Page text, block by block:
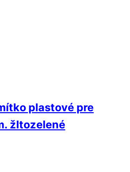
plastové pre
žltozelené